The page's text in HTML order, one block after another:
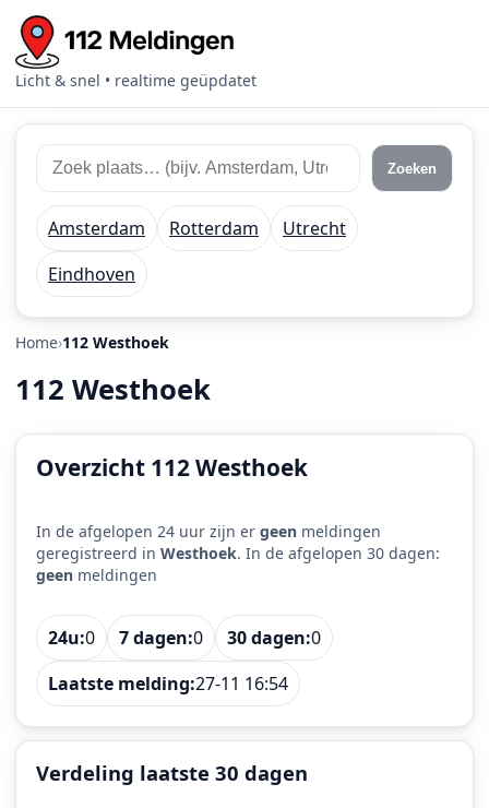
Licht & snel • realtime geüpdatet
Zoek
112
meldingen
Zoek
plaats
of
regio
Zoeken
Amsterdam Rotterdam
Utrecht
Eindhoven
Home 112 Westhoek
112 Westhoek
Overzicht 112 Westhoek
In de afgelopen 24 uur zijn er geen meldingen
geregistreerd in Westhoek. In de afgelopen 30 dagen:
geen meldingen
24u:0 7 dagen:0 30 dagen:0
Laatste melding:27-11 16:54
Verdeling laatste 30 dagen